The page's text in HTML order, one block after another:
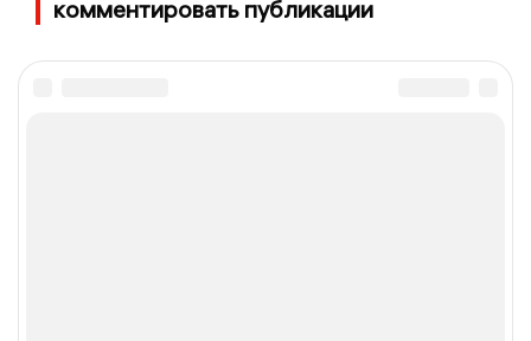
комментировать публикации